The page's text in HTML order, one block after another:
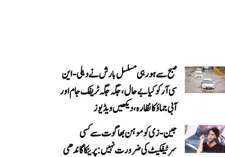
صبح سے ہو رہی مسلسل بارش نے دہلی-این
سی آر کو کیا بے حال، جگہ جگہ ٹریفک جام اور
آبی جماؤ کا نظارہ، دیکھیں ویڈیوز
جین-زی کو موہن بھاگوت سے کسی
سرٹیفکیٹ کی ضرورت نہیں: پرینکا گاندھی